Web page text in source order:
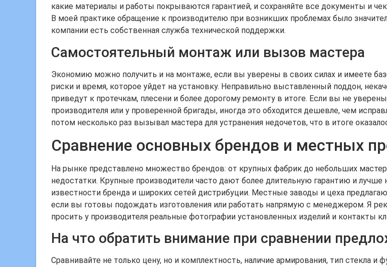
какие материалы и работы покрываются гарантией, и сохраняйте все документы и
В моей практике обращение к производителю при возникших проблемах было
компании есть собственная служба технической поддержки.
Самостоятельный монтаж или вызов мастера
Экономию можно получить и на монтаже, если вы уверены в своих силах и имеете
риски и время, которое уйдет на установку. Неправильно выставленный поддон,
приведут к протечкам, плесени и более дорогому ремонту в итоге. Если вы не
производителя или у проверенной бригады, иногда это обходится дешевле, чем
потом несколько раз вызывал мастера для устранения недочетов, что в итоге
Сравнение основных брендов и местных
На рынке представлено множество брендов: от крупных фабрик до небольших
недостатки. Крупные производители часто дают более длительную гарантию и
известности бренда и широких сетей дистрибуции. Местные заводы и цеха
если вы готовы подождать изготовления или работать напрямую с менеджером. Я
просить у производителя реальные фотографии установленных изделий и контакты
На что обратить внимание при сравнении
Сравнивайте не только цену, но и комплектность, наличие армирования, тип стекла